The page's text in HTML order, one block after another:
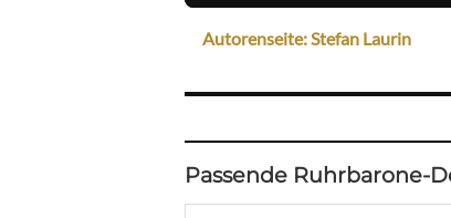
Autorenseite: Stefan Laurin
Passende Ruhrbarone-